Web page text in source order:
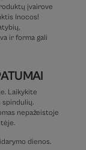
įvairove
Inocos!
ir forma gali
Laikykite
spindulių.
nepažeistoje
dienos.